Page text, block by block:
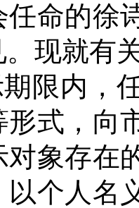
命的徐
现就有
内，任
形式，向
对象存在
以个人名